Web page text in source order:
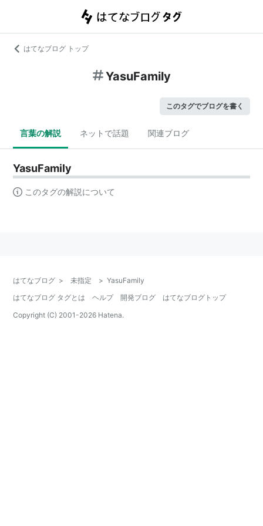
はてなブログ トップ
YasuFamily
このタグでブログを書く
言葉の解説 ネットで話題 関連ブログ
YasuFamily
このタグの解説について
はてなブログ > 未指定 > YasuFamily
はてなブログ タグとは
ヘルプ 開発ブログ
はてなブログトップ
Copyright (C) 2001-2026 Hatena.